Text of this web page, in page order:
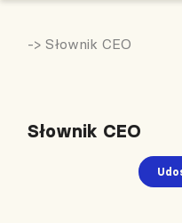
-> Słownik CEO
Słownik CEO